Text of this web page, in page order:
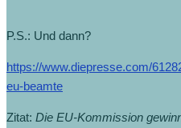
P.S.: Und dann?
https://www.diepresse.com/
eu-beamte
Zitat: Die EU-Kommission